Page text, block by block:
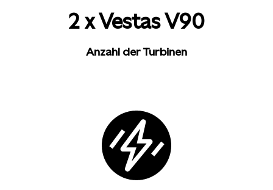
2 x Vestas V90
Anzahl der Turbinen